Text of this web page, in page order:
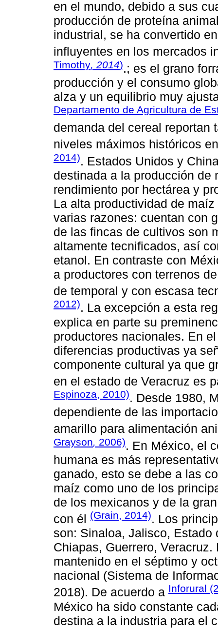
en el mundo, debido a sus
producción de proteína
industrial, se ha convertido
influyentes en los mercados
Timothy, 2014).; es el grano
producción y el consumo
alza y un equilibrio muy
Departamento de Agricultura de
demanda del cereal reportan
niveles máximos históricos
2014). Estados Unidos y
destinada a la producción
rendimiento por hectárea y
La alta productividad de
varias razones: cuentan con
de las fincas de cultivos son
altamente tecnificados, así
etanol. En contraste con
a productores con terrenos
de temporal y con escasa
2012). La excepción a esta
explica en parte su
productores nacionales. En
diferencias productivas ya
componente cultural ya que
en el estado de Veracruz es
Espinoza, 2010). Desde 1980,
dependiente de las
amarillo para alimentación
Grayson 2006). En México, el
humana es más
ganado, esto se debe a las
maíz como uno de los
de los mexicanos y de la
con él (Grain, 2014). Los
son: Sinaloa, Jalisco, Estado
Chiapas, Guerrero,
mantenido en el séptimo y
nacional (Sistema de
2018). De acuerdo a Inforural
México ha sido constante
destina a la industria para el